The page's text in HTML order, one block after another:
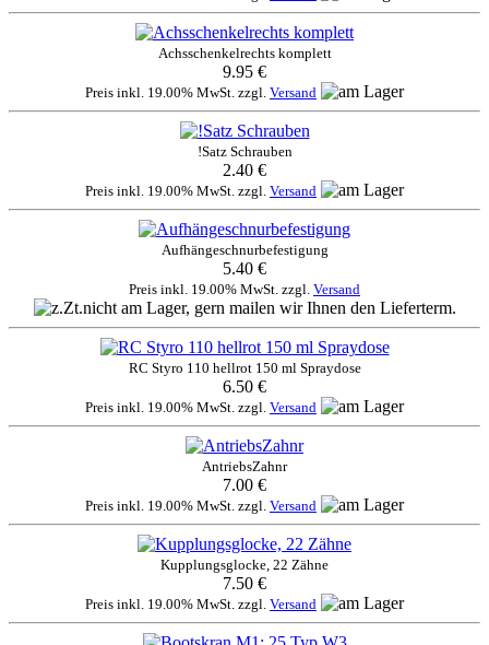
Achsschenkelrechts komplett
9.95 €
Preis inkl. 19.00% MwSt. zzgl. Versand
!Satz Schrauben
2.40 €
Preis inkl. 19.00% MwSt. zzgl. Versand
Aufhängeschnurbefestigung
5.40 €
Preis inkl. 19.00% MwSt. zzgl. Versand
RC Styro 110 hellrot 150 ml Spraydose
6.50 €
Preis inkl. 19.00% MwSt. zzgl. Versand
AntriebsZahnr
7.00 €
Preis inkl. 19.00% MwSt. zzgl. Versand
Kupplungsglocke, 22 Zähne
7.50 €
Preis inkl. 19.00% MwSt. zzgl. Versand